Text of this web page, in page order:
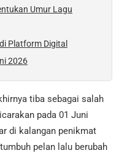
Umur Lagu
Platform Digital
2026
tiba sebagai salah
pada 01 Juni
di kalangan penikmat
pelan lalu berubah